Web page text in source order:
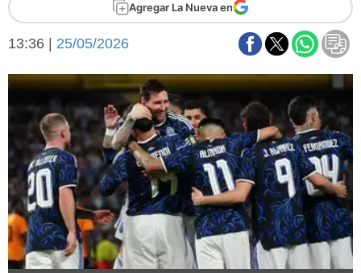
Cines
Economía y campo
Economía y finanzas
Con el campo
Espacio empresas
Sociedad y tiempo
libre
Sociedad
Tecnología
Turismo
Salud
Es viral
El tiempo
Fúnebres
Clasificados
Agregar La Nueva en
13:36 | 25/05/2026